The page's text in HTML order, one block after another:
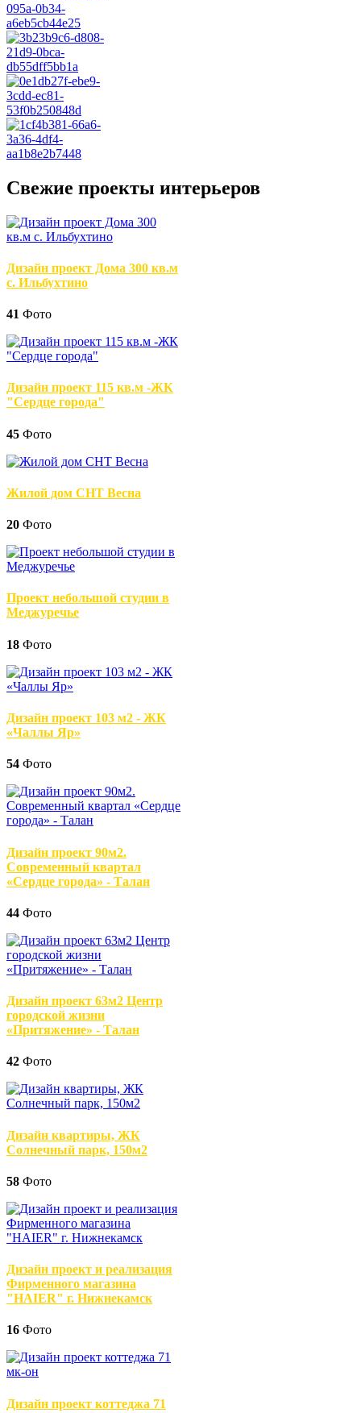
Свежие проекты интерьеров
Дизайн проект Дома 300 кв.м
с. Ильбухтино
41 Фото
Дизайн проект 115 кв.м -ЖК
"Сердце города"
45 Фото
Жилой дом СНТ Весна
20 Фото
Проект небольшой студии в
Меджуречье
18 Фото
Дизайн проект 103 м2 - ЖК
«Чаллы Яр»
54 Фото
Дизайн проект 90м2.
Современный квартал
«Сердце города» - Талан
44 Фото
Дизайн проект 63м2 Центр
городской жизни
«Притяжение» - Талан
42 Фото
Дизайн квартиры, ЖК
Солнечный парк, 150м2
58 Фото
Дизайн проект и реализация
Фирменного магазина
"HAIER" г. Нижнекамск
16 Фото
Дизайн проект коттеджа 71